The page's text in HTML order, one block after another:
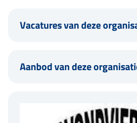
Vacatures van deze
Aanbod van deze